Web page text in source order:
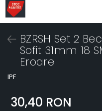
BZRSH Set 2
Sofit 31mm 18
Eroare
IPF
30,40 RON